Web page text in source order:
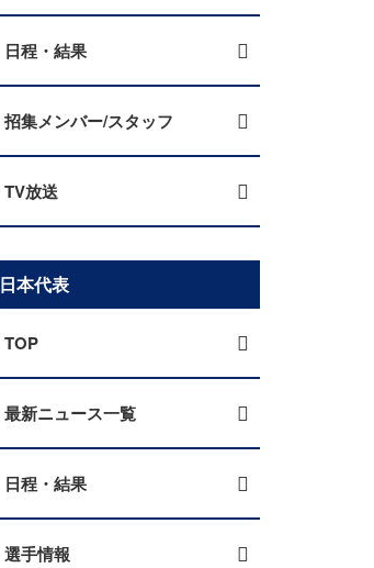
日程・結果
招集メンバー/スタッフ
TV放送
日本代表
TOP
最新ニュース一覧
日程・結果
選手情報